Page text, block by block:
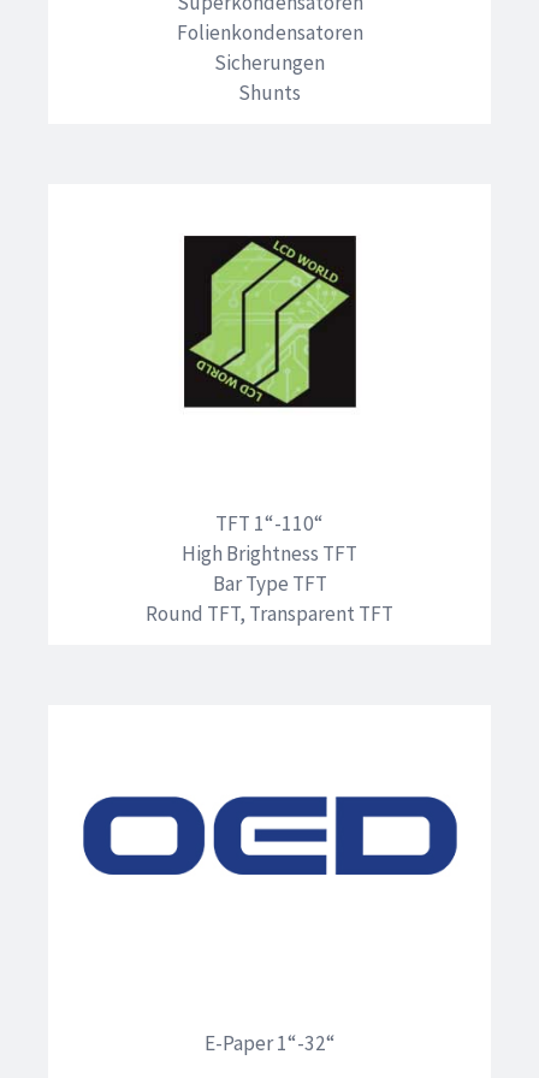
Folienkondensatoren
Sicherungen
Shunts
TFT 1“-110“
High Brightness TFT
Bar Type TFT
Round TFT, Transparent TFT
E-Paper 1“-32“